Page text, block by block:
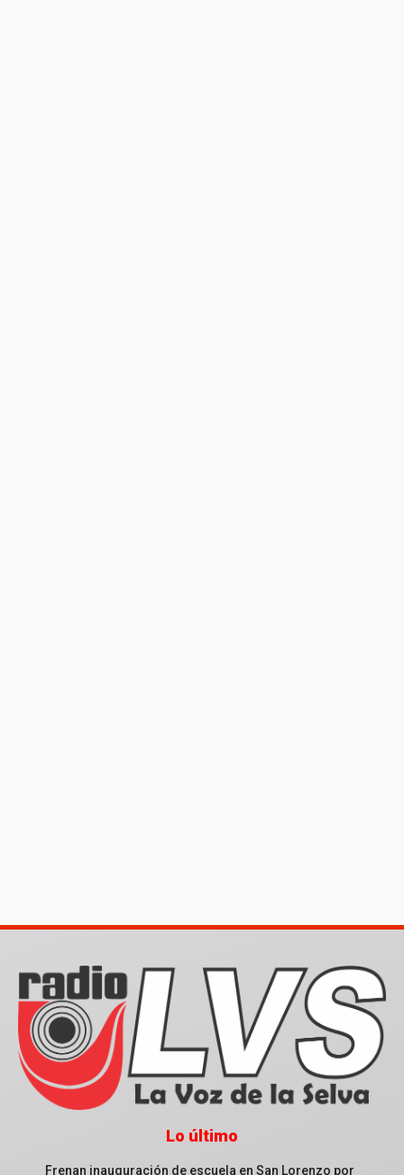
Lo último
Frenan inauguración de escuela en San Lorenzo por